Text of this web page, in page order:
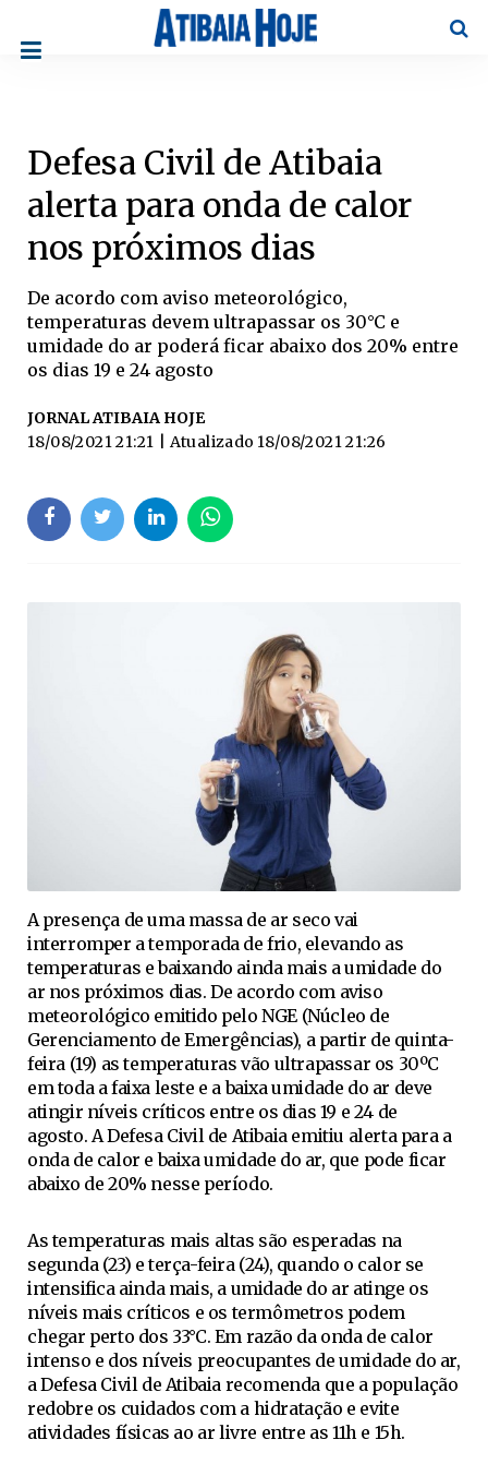
Defesa Civil de Atibaia
alerta para onda de calor
nos próximos dias
De acordo com aviso meteorológico,
temperaturas devem ultrapassar os 30°C e
umidade do ar poderá ficar abaixo dos 20% entre
os dias 19 e 24 agosto
JORNAL ATIBAIA HOJE
18/08/2021 21:21
| Atualizado 18/08/2021 21:26
A presença de uma massa de ar seco vai
interromper a temporada de frio, elevando as
temperaturas e baixando ainda mais a umidade do
ar nos próximos dias. De acordo com aviso
meteorológico emitido pelo NGE (Núcleo de
Gerenciamento de Emergências), a partir de quinta-
feira (19) as temperaturas vão ultrapassar os 30ºC
em toda a faixa leste e a baixa umidade do ar deve
atingir níveis críticos entre os dias 19 e 24 de
agosto. A Defesa Civil de Atibaia emitiu alerta para a
onda de calor e baixa umidade do ar, que pode ficar
abaixo de 20% nesse período.
As temperaturas mais altas são esperadas na
segunda (23) e terça-feira (24), quando o calor se
intensifica ainda mais, a umidade do ar atinge os
níveis mais críticos e os termômetros podem
chegar perto dos 33°C. Em razão da onda de calor
intenso e dos níveis preocupantes de umidade do ar,
a Defesa Civil de Atibaia recomenda que a população
redobre os cuidados com a hidratação e evite
atividades físicas ao ar livre entre as 11h e 15h.